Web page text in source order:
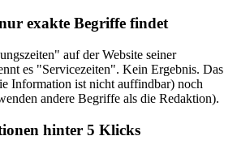
exakte Begriffe findet
auf der Website seiner
es "Servicezeiten". Kein Ergebnis. Das
Information ist nicht auffindbar) noch
andere Begriffe als die Redaktion).
hinter 5 Klicks